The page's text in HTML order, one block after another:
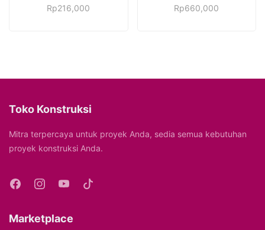
Rp216,000 Rp660,000
Toko Konstruksi
Mitra terpercaya untuk proyek Anda, sedia semua kebutuhan
proyek konstruksi Anda.
Marketplace